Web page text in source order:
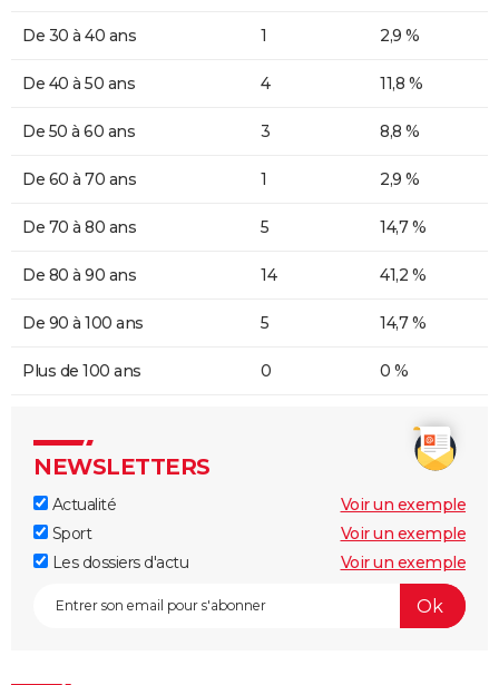
De 30 à 40 ans 1 2,9 %
De 40 à 50 ans 4 11,8 %
De 50 à 60 ans 3 8,8 %
De 60 à 70 ans 1 2,9 %
De 70 à 80 ans 5 14,7 %
De 80 à 90 ans 14 41,2 %
De 90 à 100 ans 5 14,7 %
Plus de 100 ans 0 0 %
NEWSLETTERS
Actualité
Voir un exemple
Sport
Voir un exemple
Les dossiers d'actu
Voir un exemple